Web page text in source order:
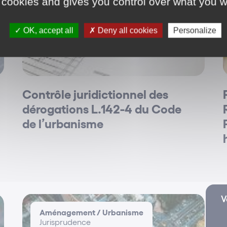
Contrôle juridictionnel des
dérogations L.142-4 du Code
de l’urbanisme
Aménagement / Urbanisme
Jurisprudence
OK, accept all Deny all cookies Personalize